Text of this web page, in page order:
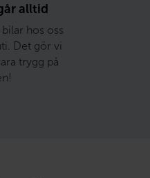
alltid
hos oss
Det gör vi
trygg på